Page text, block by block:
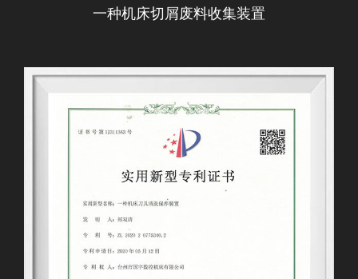
一种机床切屑废料收集装置